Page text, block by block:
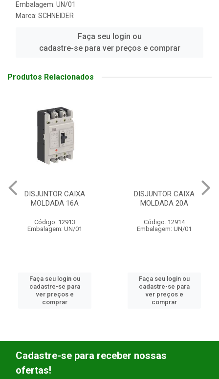
Embalagem: UN/01
Marca: SCHNEIDER
Faça seu login ou
cadastre-se para ver preços e comprar
Produtos Relacionados
DISJUNTOR CAIXA
MOLDADA 16A
Código: 12913
Embalagem: UN/01
Faça seu login ou
cadastre-se para
ver preços e
comprar
DISJUNTOR CAIXA
MOLDADA 20A
Código: 12914
Embalagem: UN/01
Faça seu login ou
cadastre-se para
ver preços e
comprar
Cadastre-se para receber nossas
ofertas!